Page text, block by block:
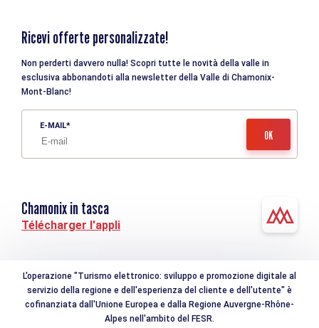
Ricevi offerte personalizzate!
Non perderti davvero nulla! Scopri tutte le novità della valle in
esclusiva abbonandoti alla newsletter della Valle di Chamonix-
Mont-Blanc!
E-MAIL
Chamonix in tasca
Télécharger l'appli
L'operazione "Turismo elettronico: sviluppo e promozione digitale al
servizio della regione e dell'esperienza del cliente e dell'utente" è
cofinanziata dall'Unione Europea e dalla Regione Auvergne-Rhône-
Alpes nell'ambito del FESR.